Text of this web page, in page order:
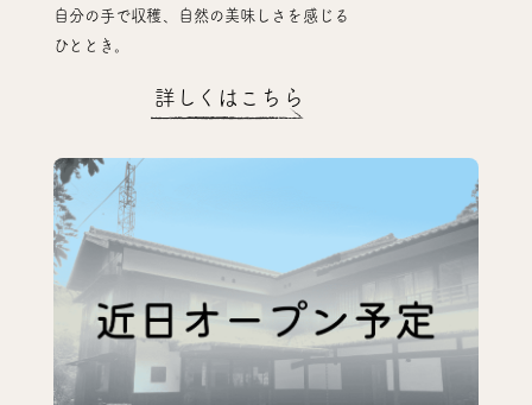
自分の手で収穫、自然の美味しさを感じる
ひととき。
詳しくはこちら